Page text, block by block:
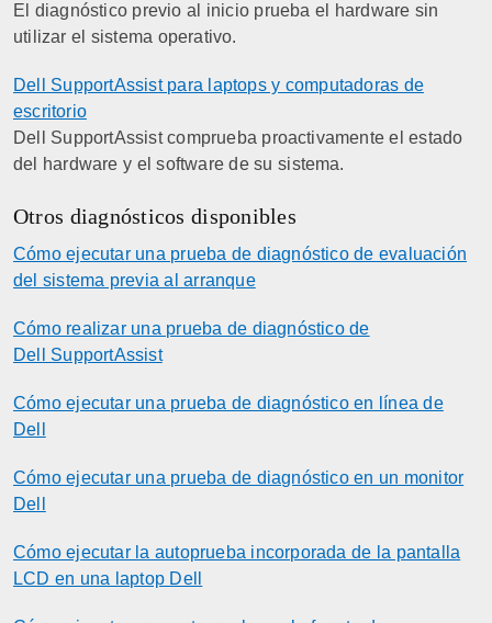
El diagnóstico previo al inicio prueba el hardware sin
utilizar el sistema operativo.
Dell SupportAssist para laptops y computadoras de
escritorio
Dell SupportAssist comprueba proactivamente el estado
del hardware y el software de su sistema.
Otros diagnósticos disponibles
Cómo ejecutar una prueba de diagnóstico de evaluación
del sistema previa al arranque
Cómo realizar una prueba de diagnóstico de
Dell SupportAssist
Cómo ejecutar una prueba de diagnóstico en línea de
Dell
Cómo ejecutar una prueba de diagnóstico en un monitor
Dell
Cómo ejecutar la autoprueba incorporada de la pantalla
LCD en una laptop Dell